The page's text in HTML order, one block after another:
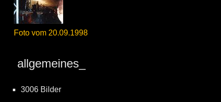
Foto vom 20.09.1998
allgemeines_
3006 Bilder